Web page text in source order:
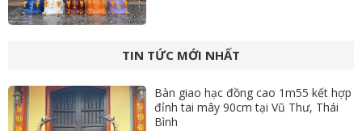
TIN TỨC MỚI NHẤT
Bàn giao hạc đồng cao 1m55 kết hợp
đỉnh tai mây 90cm tại Vũ Thư, Thái
Bình